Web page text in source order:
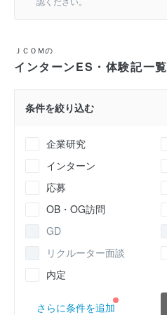
ＪＣＯＭの
インターンES・体験記一覧
条件を絞り込む
企業研究
インターン
応募
OB・OG訪問
GD
リクルーター面談
内定
さらに条件を追加